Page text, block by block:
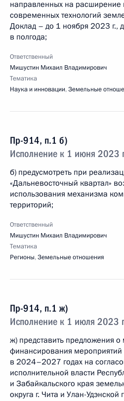
направленных на расширение
современных технологий
Доклад – до 1 ноября 2023 г.,
в полгода;
Ответственный
Мишустин Михаил Владимирович
Тематика
Наука и инновации,Земельные
Пр-914, п.1 б)
Исполнение к 1 июня 2023
б) предусмотреть при
«Дальневосточный квартал»
использования механизма
территорий;
Ответственный
Мишустин Михаил Владимирович
Тематика
Регионы,Земельные отношения
Пр-914, п.1 ж)
Исполнение к 1 июля 2023
ж) представить предложения
финансирования мероприятий
в 2024–2027 годах на
исполнительной власти
и Забайкальского края
округа г. Чита и Улан-